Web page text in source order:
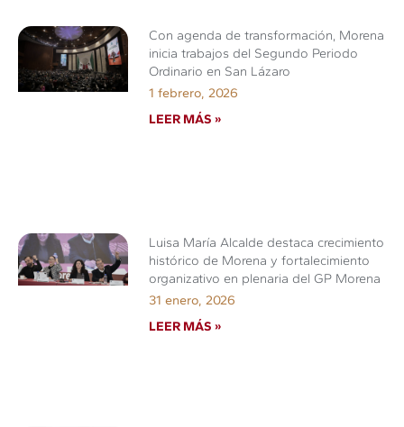
Con agenda de transformación, Morena
inicia trabajos del Segundo Periodo
Ordinario en San Lázaro
1 febrero, 2026
LEER MÁS »
Luisa María Alcalde destaca crecimiento
histórico de Morena y fortalecimiento
organizativo en plenaria del GP Morena
31 enero, 2026
LEER MÁS »